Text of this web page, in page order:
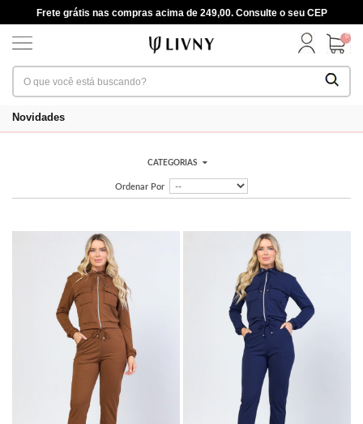
Frete grátis nas compras acima de 249,00. Consulte o seu CEP
0
Novidades
CATEGORIAS
Ordenar Por